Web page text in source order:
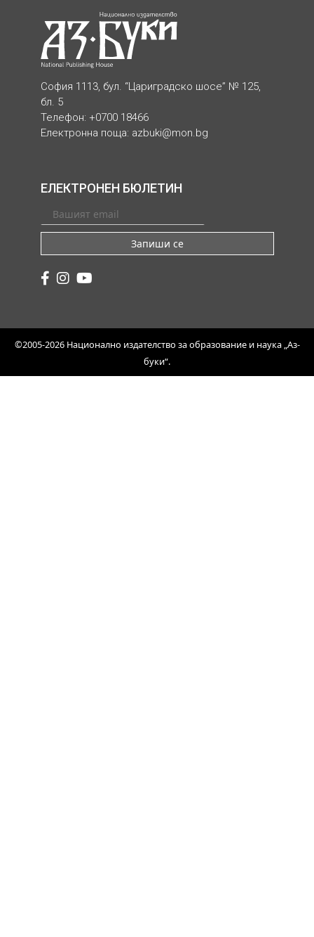
София 1113, бул. “Цариградско шосе” № 125,
бл. 5
Телефон: +0700 18466
Електронна поща: azbuki@mon.bg
ЕЛЕКТРОНЕН БЮЛЕТИН
Запиши се
©2005-2026 Национално издателство за образование и наука „Аз-
буки“.